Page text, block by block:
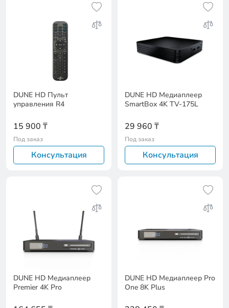
DUNE HD Пульт
управления R4
15 900 ₸
Под заказ
Консультация
DUNE HD Медиаплеер
SmartBox 4K TV-175L
29 960 ₸
Под заказ
Консультация
DUNE HD Медиаплеер
Premier 4K Pro
DUNE HD Медиаплеер Pro
One 8K Plus